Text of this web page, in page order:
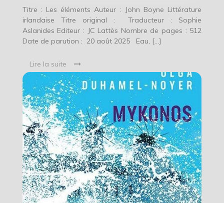
Titre : Les éléments Auteur : John Boyne Littérature
irlandaise Titre original : Traducteur : Sophie
Aslanides Editeur : JC Lattès Nombre de pages : 512
Date de parution : 20 août 2025 Eau, […]
Lire la suite